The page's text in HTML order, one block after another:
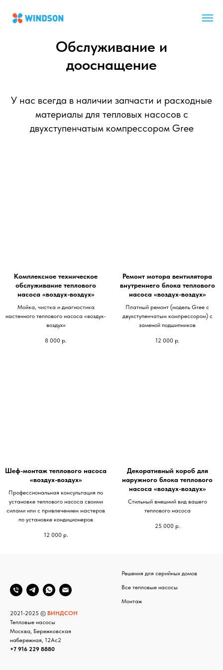
Обслуживание и
дооснащение
У нас всегда в наличии запчасти и расходные
материалы для тепловых насосов с
двухступенчатым компрессором Gree
Комплексное техническое
обслуживание теплового
насоса «воздух-воздух»
Мойка, чистка и диагностика
настенного теплового насоса «воздух-
воздух»
8 000 р.
Ремонт мотора вентилятора
внутреннего блока теплового
насоса «воздух-воздух»
Платный ремонт (модель Gree с
двухступенчатым компрессором) с
заменой подшипников
12 000 р.
Шеф-монтаж теплового насоса
«воздух-воздух»
Профессиональная консультация по
установке теплового насоса своими
силами или с привлечением мастеров
по установке кондиционеров
12 000 р.
Декоративный короб для
наружного блока теплового
насоса «воздух-воздух»
Стильный внешний вид вашего
теплового насоса
25 000 р.
2021-2025 © ВИНДСОН
Тепловые насосы
Москва, Бережковская
набережная, 12Ас2
+7 916 229 8880
Решения для серийных домов
Все тепловые насосы
Монтаж